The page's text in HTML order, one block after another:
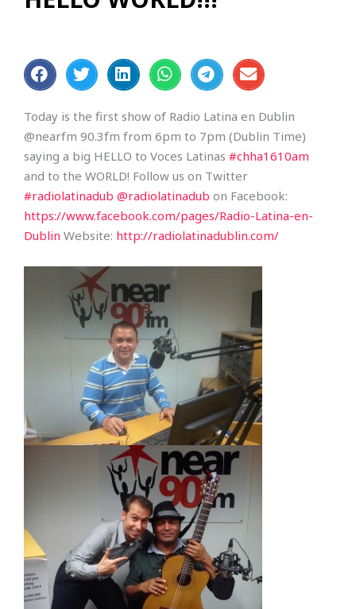
Today is the first show of Radio Latina en Dublin
@nearfm 90.3fm from 6pm to 7pm (Dublin Time)
saying a big HELLO to Voces Latinas #chha1610am
and to the WORLD! Follow us on Twitter
#radiolatinadub @radiolatinadub on Facebook:
https://www.facebook.com/pages/Radio-Latina-en-
Dublin Website: http://radiolatinadublin.com/